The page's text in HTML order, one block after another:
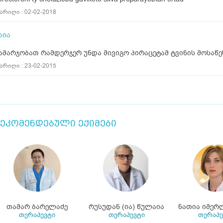
: 02-02-2018
რამდერჯერ უნდა მივიგო პირაცეტამ ტვინის
: 23-02-2015
ექიმები
თამარ ბარელაძე
თერაპევტი
რუსუდან (ია) წულაია
თერაპევტი
ნათია